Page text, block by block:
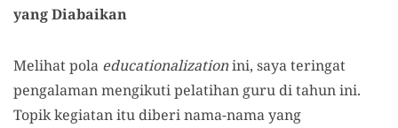
yang Diabaikan
Melihat pola educationalizationini, saya teringat
pengalaman mengikuti pelatihan guru di tahun ini.
Topik kegiatan itu diberi nama-nama yang